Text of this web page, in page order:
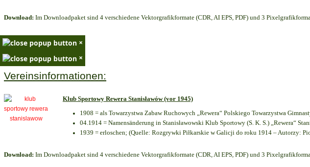
Download: Im Downloadpaket sind 4 verschiedene Vektorgrafikformate (CDR, AI EPS, PDF) und 3
×
×
Vereinsinformationen:
Klub Sportowy Rewera Stanisławów (vor 1945)
1908 = als Towarzystwa Zabaw Ruchowych „Rewera“ Polskiego Towarzystwa
04.1914 = Namensänderung in Stanisławowski Klub Sportowy (S. K. S.) „Rewera“
1939 = erloschen; (Quelle: Rozgrywki Piłkarskie w Galicji do roku 1914 – Autorzy:
Download: Im Downloadpaket sind 4 verschiedene Vektorgrafikformate (CDR, AI EPS, PDF) und 3